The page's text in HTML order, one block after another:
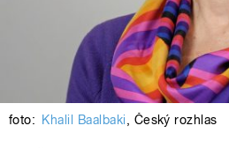
foto: Khalil Baalbaki, Český rozhlas